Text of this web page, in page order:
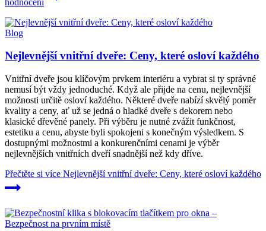
Blog
Nejlevnější vnitřní dveře: Ceny, které osloví každého
Vnitřní dveře jsou klíčovým prvkem interiéru a vybrat si ty správné
nemusí být vždy jednoduché. Když ale přijde na cenu, nejlevnější
možnosti určitě osloví každého. Některé dveře nabízí skvělý poměr
kvality a ceny, ať už se jedná o hladké dveře s dekorem nebo
klasické dřevěné panely. Při výběru je nutné zvážit funkčnost,
estetiku a cenu, abyste byli spokojeni s konečným výsledkem. S
dostupnými možnostmi a konkurenčními cenami je výběr
nejlevnějších vnitřních dveří snadnější než kdy dříve.
Přečtěte si více Nejlevnější vnitřní dveře: Ceny, které osloví každého